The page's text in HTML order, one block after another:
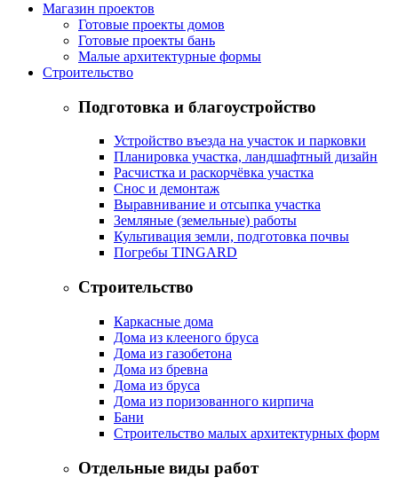
Магазин проектов
Готовые проекты домов
Готовые проекты бань
Малые архитектурные формы
Строительство
Подготовка и благоустройство
Устройство въезда на участок и парковки
Планировка участка, ландшафтный дизайн
Расчистка и раскорчёвка участка
Снос и демонтаж
Выравнивание и отсыпка участка
Земляные (земельные) работы
Культивация земли, подготовка почвы
Погребы TINGARD
Строительство
Каркасные дома
Дома из клееного бруса
Дома из газобетона
Дома из бревна
Дома из бруса
Дома из поризованного кирпича
Бани
Строительство малых архитектурных форм
Отдельные виды работ